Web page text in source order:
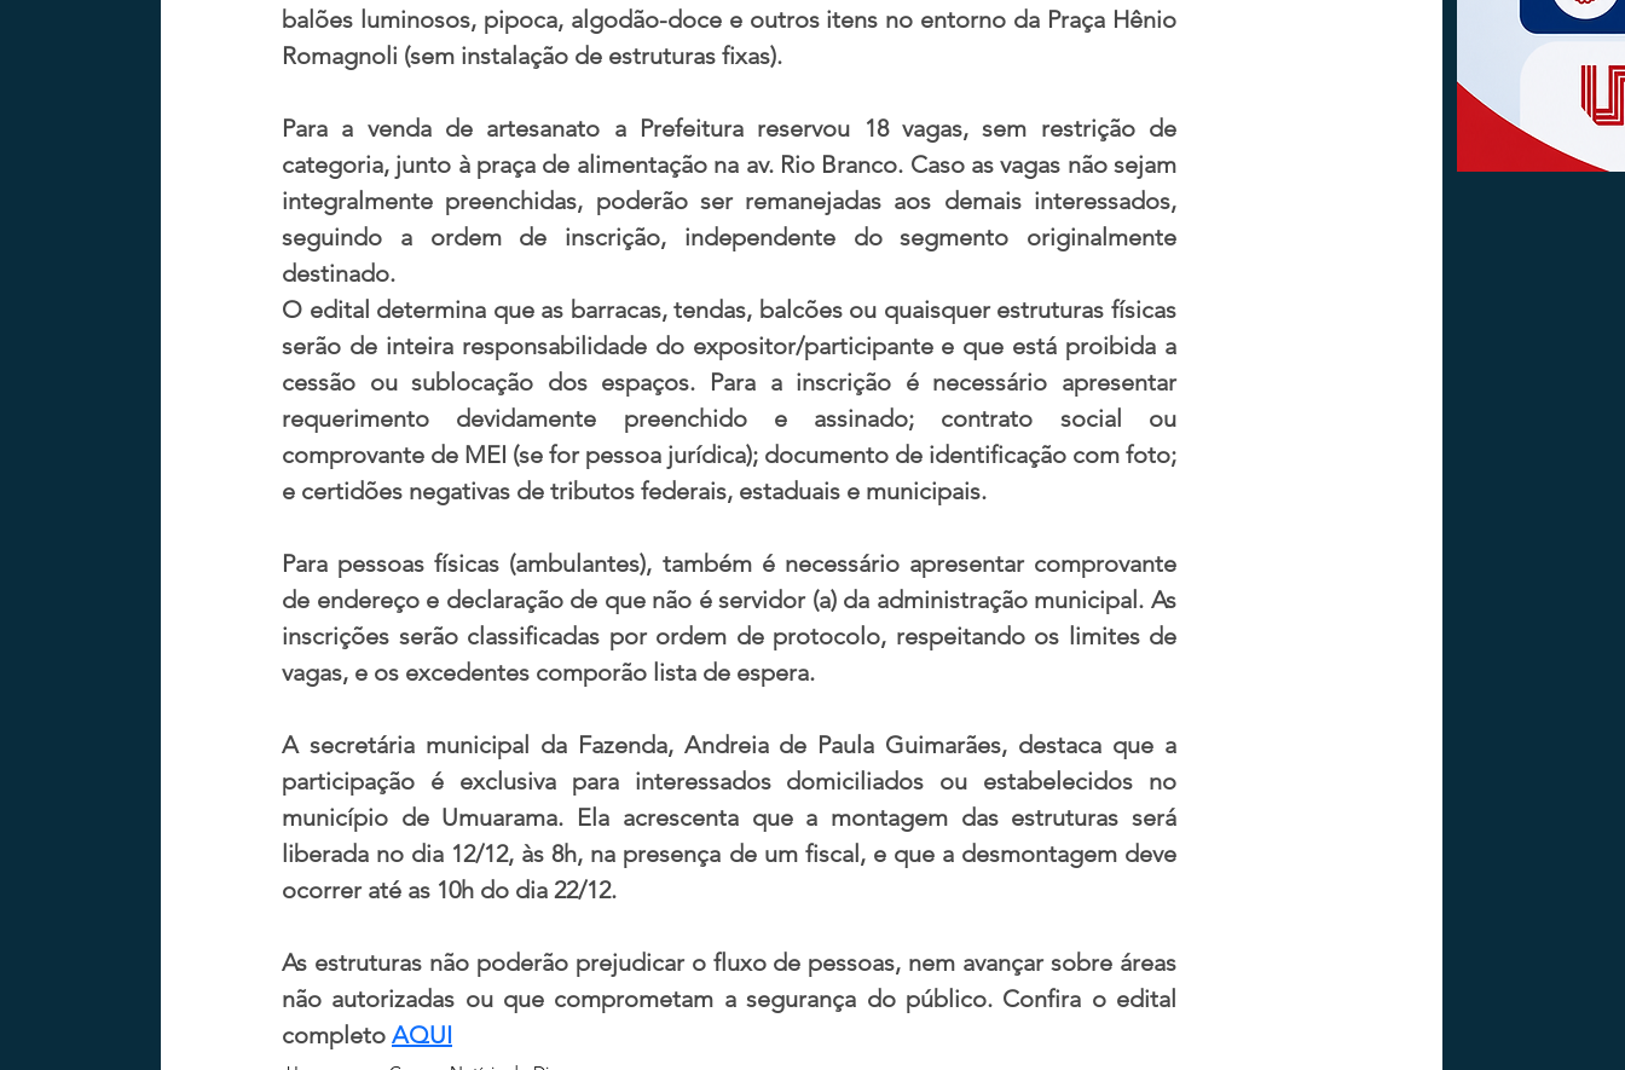
balões luminosos, pipoca, algodão-doce e outros itens no entorno da Praça Hênio
Romagnoli (sem instalação de estruturas fixas).
Para a venda de artesanato a Prefeitura reservou 18 vagas, sem restrição de
categoria, junto à praça de alimentação na av. Rio Branco. Caso as vagas não sejam
integralmente preenchidas, poderão ser remanejadas aos demais interessados,
seguindo a ordem de inscrição, independente do segmento originalmente
destinado.
O edital determina que as barracas, tendas, balcões ou quaisquer estruturas físicas
serão de inteira responsabilidade do expositor/participante e que está proibida a
cessão ou sublocação dos espaços. Para a inscrição é necessário apresentar
requerimento devidamente preenchido e assinado; contrato social ou
comprovante de MEI (se for pessoa jurídica); documento de identificação com foto;
e certidões negativas de tributos federais, estaduais e municipais.
Para pessoas físicas (ambulantes), também é necessário apresentar comprovante
de endereço e declaração de que não é servidor (a) da administração municipal. As
inscrições serão classificadas por ordem de protocolo, respeitando os limites de
vagas, e os excedentes comporão lista de espera.
A secretária municipal da Fazenda, Andreia de Paula Guimarães, destaca que a
participação é exclusiva para interessados domiciliados ou estabelecidos no
município de Umuarama. Ela acrescenta que a montagem das estruturas será
liberada no dia 12/12, às 8h, na presença de um fiscal, e que a desmontagem deve
ocorrer até as 10h do dia 22/12.
As estruturas não poderão prejudicar o fluxo de pessoas, nem avançar sobre áreas
não autorizadas ou que comprometam a segurança do público. Confira o edital
completo AQUI